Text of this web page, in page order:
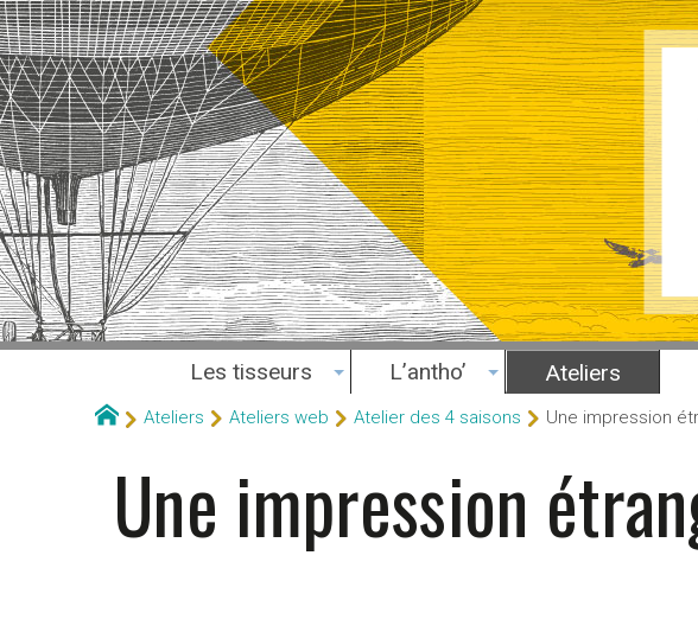
Les tisseurs L’antho’ Ateliers
Ateliers Ateliers web Atelier des 4 saisons Une impression
Une impression